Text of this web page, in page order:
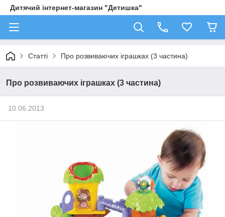
Дитячий інтернет-магазин "Детишка"
Статті Про розвиваючих іграшках (3 частина)
Про розвиваючих іграшках (3 частина)
10.06.2013